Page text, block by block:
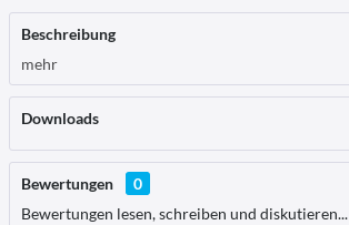
Beschreibung
mehr
Downloads
Bewertungen
0
Bewertungen lesen, schreiben und diskutieren...